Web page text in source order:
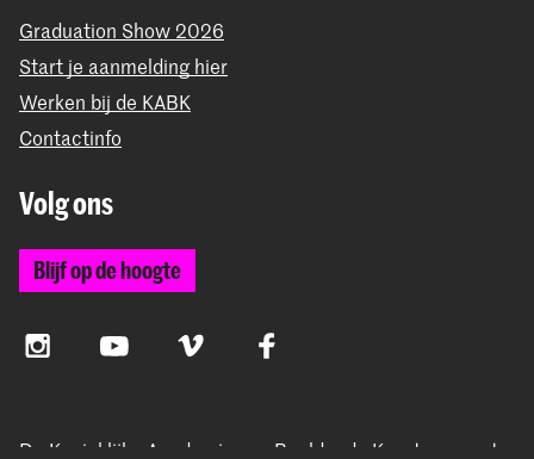
Graduation Show 2026
Start je aanmelding hier
Werken bij de KABK
Contactinfo
Volg ons
Blijf op de hoogte
InstagramYouTube Vimeo Facebook
De Koninklijke Academie van Beeldende Kunsten vormt